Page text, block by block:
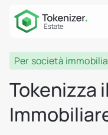
Per società
Tokenizza